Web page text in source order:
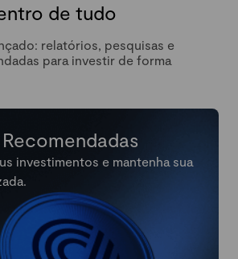
de tudo
relatórios, pesquisas e
para investir de forma
investimentos e mantenha sua